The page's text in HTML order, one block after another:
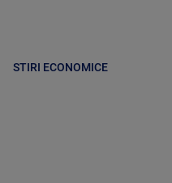
STIRI ECONOMICE